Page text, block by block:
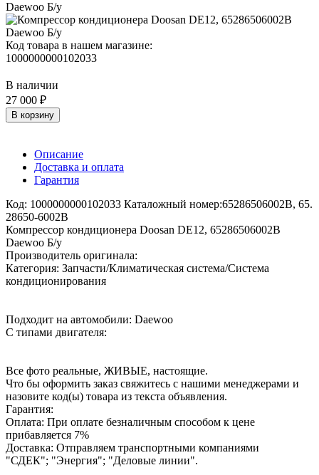
Код товара в нашем магазине:
1000000000102033
В наличии
27 000 ₽
В корзину
Описание
Доставка и оплата
Гарантия
Код: 1000000000102033 Каталожный номер:65286506002B, 65.
28650-6002B
Компрессор кондиционера Doosan DE12, 65286506002B
Daewoo Б/у
Производитель оригинала:
Категория: Запчасти/Климатическая система/Система
кондиционирования
Подходит на автомобили: Daewoo
С типами двигателя:
Все фото реальные, ЖИВЫЕ, настоящие.
Что бы оформить заказ свяжитесь с нашими менеджерами и
назовите код(ы) товара из текста объявления.
Гарантия:
Оплата: При оплате безналичным способом к цене
прибавляется 7%
Доставка: Отправляем транспортными компаниями
"СДЕК"; "Энергия"; "Деловые линии".